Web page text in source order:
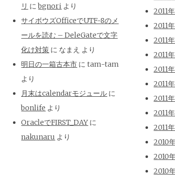
リ にbgnori より
サイボウズOfficeでUTF-8のメ
ールを読む – DeleGateで文字
化け対策 に なまえ より
明日の一箱古本市 にtam-tam
より
月末はcalendarモジュール に
bonlife より
OracleでFIRST_DAY に
nakunaru より
2011
2011
2011
2011
2011
2011
2011
2011
2011
2010
2010
2010